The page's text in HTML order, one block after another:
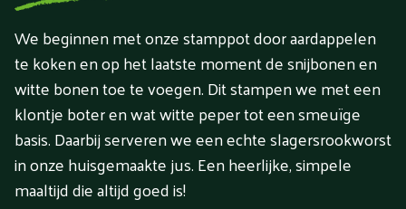
We beginnen met onze stamppot door aardappelen
te koken en op het laatste moment de snijbonen en
witte bonen toe te voegen. Dit stampen we met een
klontje boter en wat witte peper tot een smeuïge
basis. Daarbij serveren we een echte slagersrookworst
in onze huisgemaakte jus. Een heerlijke, simpele
maaltijd die altijd goed is!